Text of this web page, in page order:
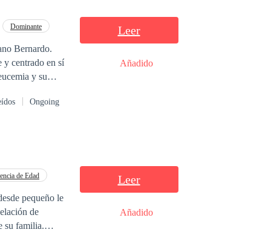
Dominante
Bernardo.
y centrado en sí
y su
madre de su
su
ciertos
Ongoing
Leer
Añadido
de Edad
pequeño le
de
su familia.
Leer
Añadido